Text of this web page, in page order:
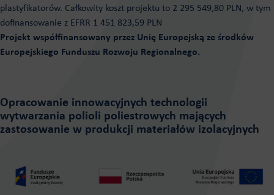
plastyfikatorów. Całkowity koszt projektu to 2 295 549,80 PLN, w tym
dofinansowanie z EFRR 1 451 823,59 PLN
Projekt współfinansowany przez Unię Europejską ze środków
Europejskiego Funduszu Rozwoju Regionalnego.
Opracowanie innowacyjnych technologii
wytwarzania polioli poliestrowych mających
zastosowanie w produkcji materiałów izolacyjnych